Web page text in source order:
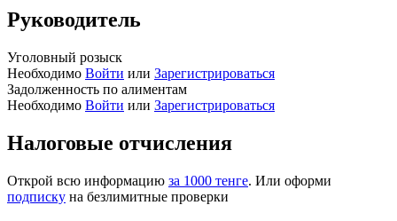
Руководитель
Уголовный розыск
Необходимо Войти или Зарегистрироваться
Задолженность по алиментам
Необходимо Войти или Зарегистрироваться
Налоговые отчисления
Открой всю информацию за 1000 тенге. Или оформи
подписку на безлимитные проверки